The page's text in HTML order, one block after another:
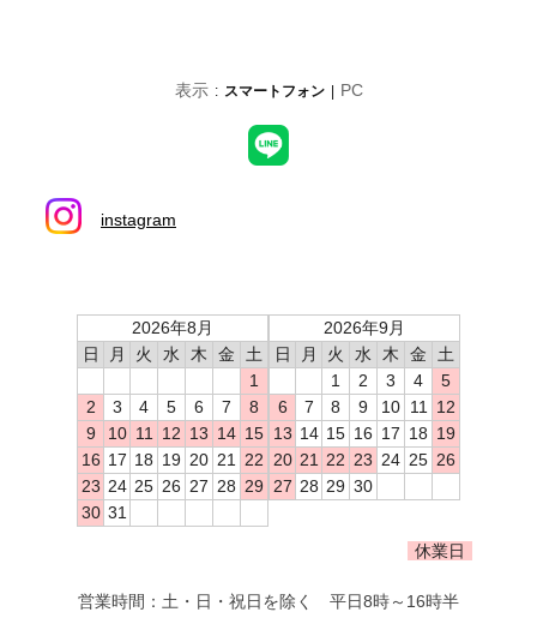
表示 スマートフォン PC
instagram
2026年8月
日
月 火 水 木 金
土
1
2
3 4 5 6 7
8
9
10 11 12 13 14 15
16 17 18 19 20 21
22
23 24 25 26 27 28 29
30 31
2026年9月
日
月 火 水 木 金
土
1
2 3 4
5
6
7 8 9 10 11
12
13 14 15 16 17 18 19
20 21 22 23 24 25 26
27 28 29 30
休業日
営業時間：土・日・祝日を除く 平日8時～16時半